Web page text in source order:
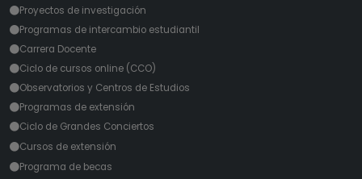
Proyectos de investigación
Programas de intercambio estudiantil
Carrera Docente
Ciclo de cursos online (CCO)
Observatorios y Centros de Estudios
Programas de extensión
Ciclo de Grandes Conciertos
Cursos de extensión
Programa de becas